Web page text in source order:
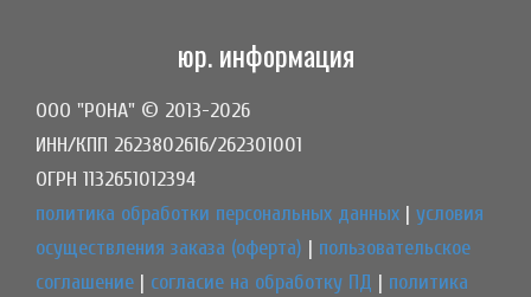
юр. информация
ООО "РОНА" © 2013-2026
ИНН/КПП 2623802616/262301001
ОГРН 1132651012394
политика обработки персональных данных | условия
осуществления заказа (оферта) | пользовательское
соглашение | согласие на обработку ПД | политика